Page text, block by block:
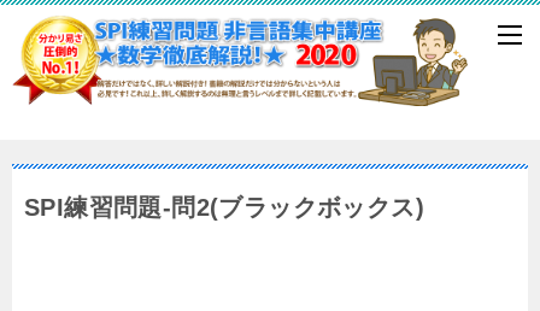
SPI練習問題-問2(ブラックボックス)